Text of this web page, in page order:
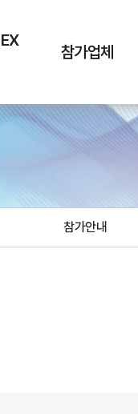
참가업체
참가안내